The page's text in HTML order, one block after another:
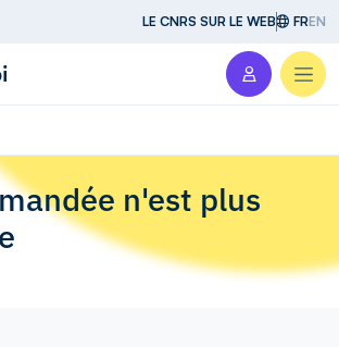
LE CNRS SUR LE WEB FREN
n'est plus